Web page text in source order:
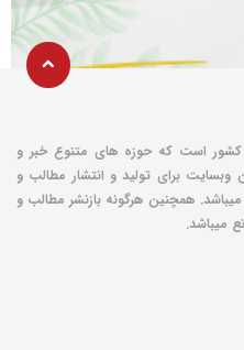
کشور است که حوزه های متنوع خبر و
برای تولید و انتشار مطالب و
همچنین هرگونه بازنشر مطالب و
میباشد.